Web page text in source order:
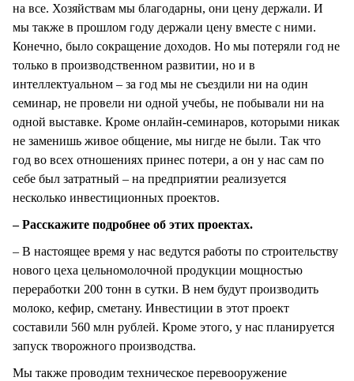
на все. Хозяйствам мы благодарны, они цену держали. И
мы также в прошлом году держали цену вместе с ними.
Конечно, было сокращение доходов. Но мы потеряли год не
только в производственном развитии, но и в
интеллектуальном – за год мы не съездили ни на один
семинар, не провели ни одной учебы, не побывали ни на
одной выставке. Кроме онлайн-семинаров, которыми никак
не заменишь живое общение, мы нигде не были. Так что
год во всех отношениях принес потери, а он у нас сам по
себе был затратный – на предприятии реализуется
несколько инвестиционных проектов.
– Расскажите подробнее об этих проектах.
– В настоящее время у нас ведутся работы по строительству
нового цеха цельномолочной продукции мощностью
переработки 200 тонн в сутки. В нем будут производить
молоко, кефир, сметану. Инвестиции в этот проект
составили 560 млн рублей. Кроме этого, у нас планируется
запуск творожного производства.
Мы также проводим техническое перевооружение